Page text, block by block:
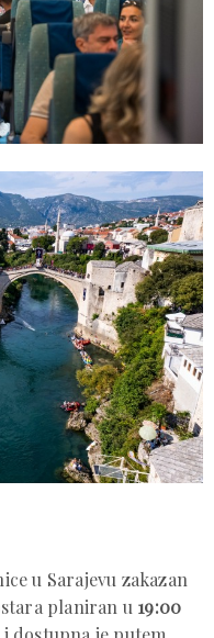
u Sarajevu zakazan
planiran u 19:00